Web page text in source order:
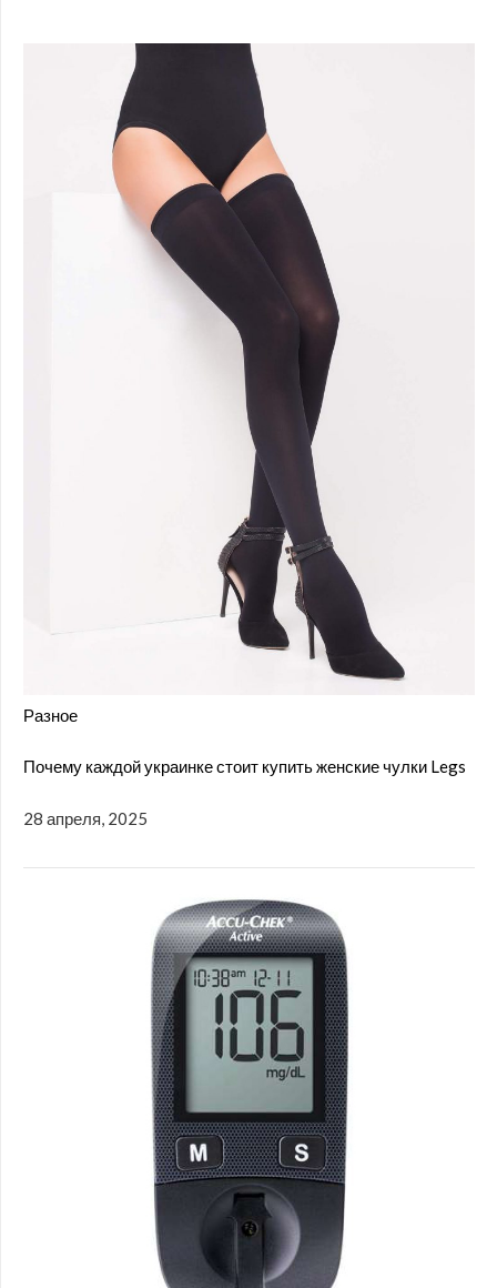
Разное
Почему каждой украинке стоит купить женские чулки Legs
28 апреля, 2025